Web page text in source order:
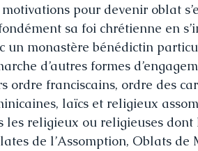
motivations pour devenir oblat
sa foi chrétienne en
un monastère bénédictin
d’autres formes
ordre franciscains, ordre des
laïcs et religieux
les religieux ou religieuses
de l’Assomption, Oblats